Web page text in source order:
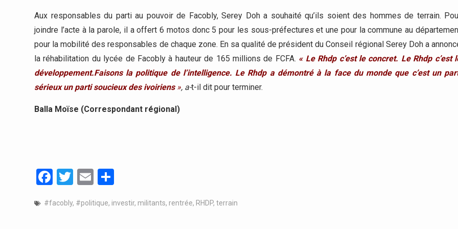
Aux responsables du parti au pouvoir de Facobly, Serey Doh a souhaité qu’ils soient des hommes de terrain.
joindre l’acte à la parole, il a offert 6 motos donc 5 pour les sous-préfectures et une pour la commune au
pour la mobilité des responsables de chaque zone. En sa qualité de président du Conseil régional Serey Doh a
la réhabilitation du lycée de Facobly à hauteur de 165 millions de FCFA. « Le Rhdp c’est le concret. Le Rhdp c’est
développement.Faisons la politique de l’intelligence. Le Rhdp a démontré à la face du monde que c’est un
sérieux un parti soucieux des ivoiriens», a-t-il dit pour terminer.
Balla Moïse (Correspondant régional)
Facebook
Twitter
Email
#facobly, #politique, investir, militants, rentrée, RHDP, terrain